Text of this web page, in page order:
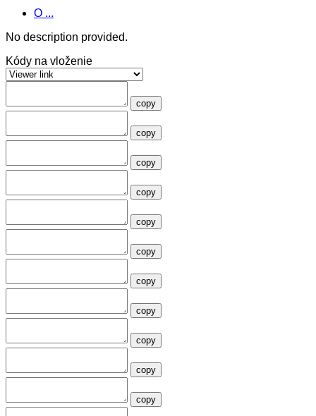
O ...
No description provided.
Kódy na vloženie
copy
copy
copy
copy
copy
copy
copy
copy
copy
copy
copy